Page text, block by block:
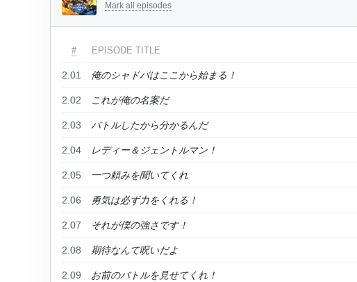
Mark all episodes
# EPISODE TITLE
2.01 俺のシャドバはここから始まる！
2.02 これが俺の名案だ
2.03 バトルしたから分かるんだ
2.04 レディー＆ジェントルマン！
2.05 一つ頼みを聞いてくれ
2.06 勇気は必ず力をくれる！
2.07 それが僕の強さです！
2.08 期待なんて呪いだよ
2.09 お前のバトルを見せてくれ！